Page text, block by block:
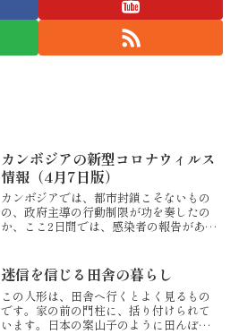
カンボジアの新型コロナウィルス
情報（4月7日版）
カンボジアでは、都市封鎖こそないもの
の、政府主導の行動制限が功を奏したの
か、ここ2日間では、感染者の報告があり
事）への参加者であることから、人々の
怒りは、ムスリムに向いて...
迷信を信じる田舎の暮らし
この人形は、田舎へ行くとよく見るもの
です。家の前の門柱に、括り付けられて
います。日本の案山子のように田んぼの